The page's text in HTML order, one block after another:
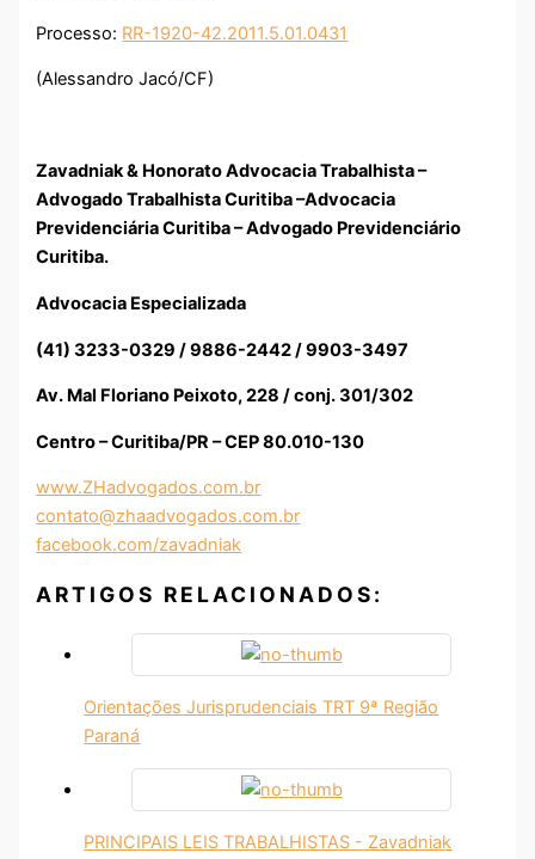
Processo: RR-1920-42.2011.5.01.0431
(Alessandro Jacó/CF)
Zavadniak & Honorato Advocacia Trabalhista –
Advogado Trabalhista Curitiba –Advocacia
Previdenciária Curitiba – Advogado Previdenciário
Curitiba.
Advocacia Especializada
(41) 3233-0329 / 9886-2442 / 9903-3497
Av. Mal Floriano Peixoto, 228 / conj. 301/302
Centro – Curitiba/PR – CEP 80.010-130
www.ZHadvogados.com.br
contato@zhaadvogados.com.br
facebook.com/zavadniak
ARTIGOS RELACIONADOS:
Orientações Jurisprudenciais TRT 9ª Região
Paraná
PRINCIPAIS LEIS TRABALHISTAS - Zavadniak